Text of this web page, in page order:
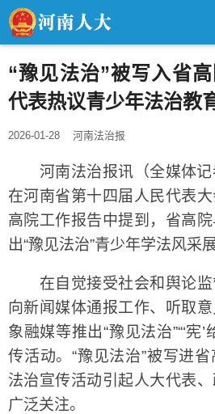
“豫见法治”被写入省
代表热议青少年法治教
2026-01-28 河南法治报
河南法治报讯（全媒体记
在河南省第十四届人民代表
高院工作报告中提到，省高
出“豫见法治”青少年学法风采
在自觉接受社会和舆论监
向新闻媒体通报工作、听取
象融媒等推出“豫见法治”“‘宪
传活动。“豫见法治”被写进
法治宣传活动引起人大代表
广泛关注。